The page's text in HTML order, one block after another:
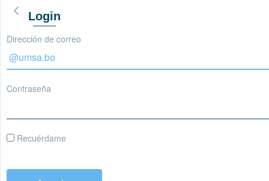
Login
Dirección de correo
Contraseña
Recuérdame